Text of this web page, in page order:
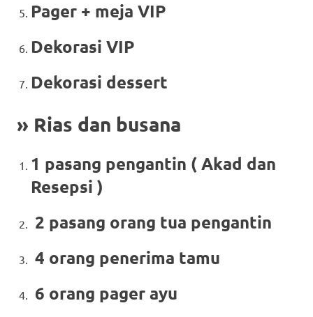
Pager + meja VIP
Dekorasi VIP
Dekorasi dessert
» Rias dan busana
1 pasang pengantin ( Akad dan
Resepsi )
2 pasang orang tua pengantin
4 orang penerima tamu
6 orang pager ayu